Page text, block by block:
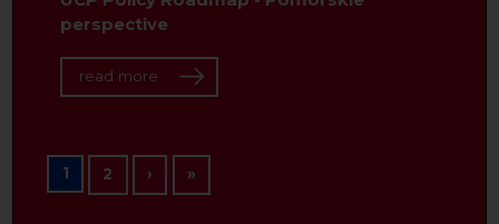
perspective
read more
Pagination
1 2 › Next page
»Last page